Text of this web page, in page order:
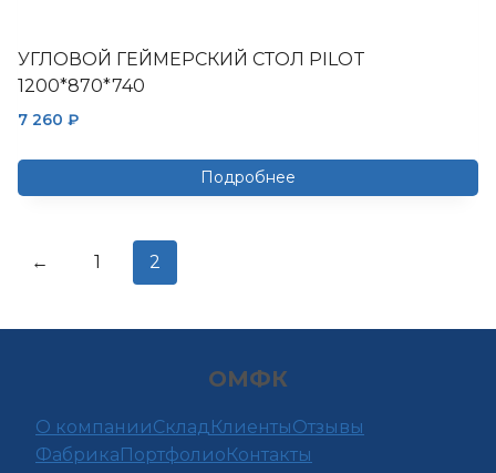
УГЛОВОЙ ГЕЙМЕРСКИЙ СТОЛ PILOT
1200*870*740
7 260 ₽
Подробнее
← 1 2
ОМФК
О компанииСклад КлиентыОтзывы
ФабрикаПортфолиоКонтакты